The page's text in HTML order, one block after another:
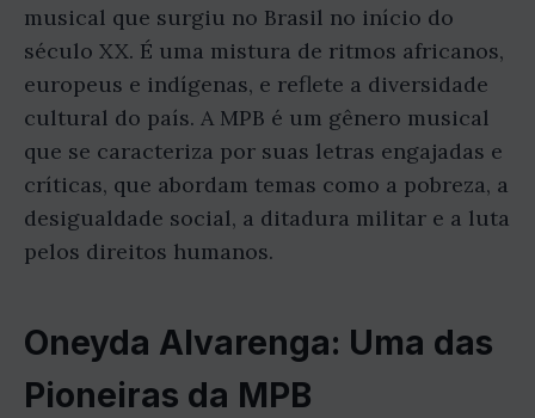
musical que surgiu no Brasil no início do
século XX. É uma mistura de ritmos africanos,
europeus e indígenas, e reflete a diversidade
cultural do país. A MPB é um gênero musical
que se caracteriza por suas letras engajadas e
críticas, que abordam temas como a pobreza, a
desigualdade social, a ditadura militar e a luta
pelos direitos humanos.
Oneyda Alvarenga: Uma das
Pioneiras da MPB